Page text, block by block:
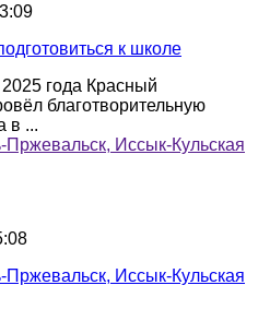
к школе
года Красный
благотворительную
в ...
Иссык-Кульская
Иссык-Кульская